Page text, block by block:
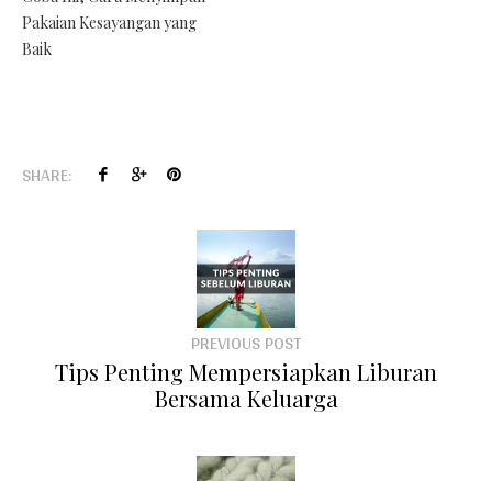
Pakaian Kesayangan yang
Baik
SHARE:
PREVIOUS POST
Tips Penting Mempersiapkan Liburan
Bersama Keluarga